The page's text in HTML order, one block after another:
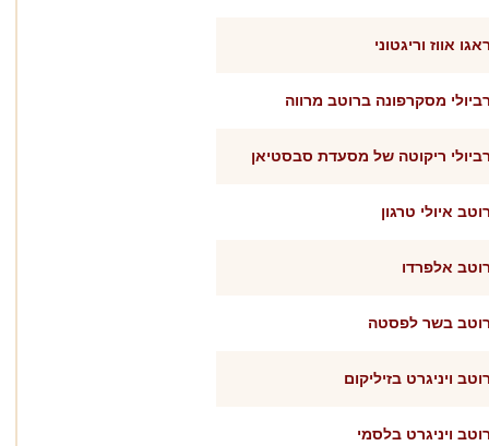
אווז וריגטוני
מסקרפונה ברוטב מרווה
ריקוטה של מסעדת סבסטיאן
איולי טרגון
אלפרדו
בשר לפסטה
ויניגרט בזיליקום
ויניגרט בלסמי